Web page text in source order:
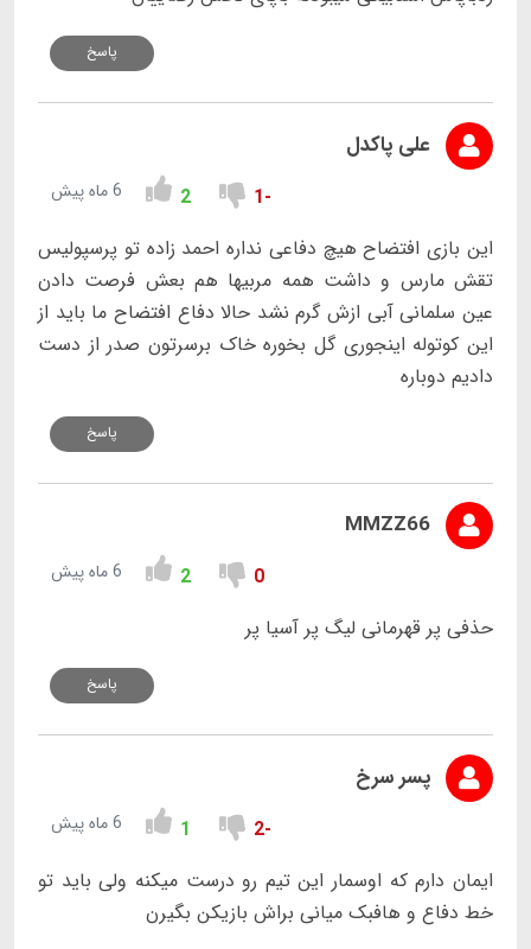
پاسخ
علی پاکدل
-1
2 6 ماه پیش
این بازی افتضاح هیچ دفاعی نداره احمد زاده تو پرسپولیس
تقش مارس و داشت همه مربیها هم بعش فرصت دادن
عین سلمانی آبی ازش گرم نشد حالا دفاع افتضاح ما باید از
این کوتوله اینجوری گل بخوره خاک برسرتون صدر از دست
دادیم دوباره
پاسخ
MMZZ66
0
2 6 ماه پیش
حذفی پر قهرمانی لیگ پر آسیا پر
پاسخ
پسر سرخ
-2
1 6 ماه پیش
ایمان دارم که اوسمار این تیم رو درست میکنه ولی باید تو
خط دفاع و هافبک میانی براش بازیکن بگیرن